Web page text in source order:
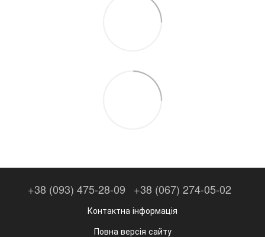
+38 (093) 475-28-09 +38 (067) 274-05-02
Контактна інформація
Повна версія сайту